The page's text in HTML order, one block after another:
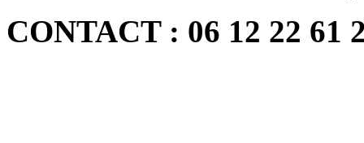
CONTACT : 06 12 22 61